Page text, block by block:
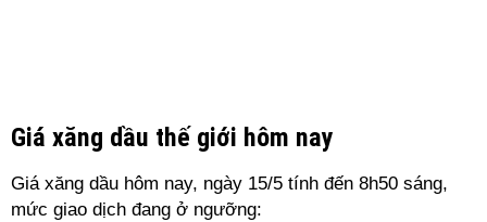
Giá xăng dầu thế giới hôm nay
Giá xăng dầu hôm nay, ngày 15/5 tính đến 8h50 sáng,
mức giao dịch đang ở ngưỡng: